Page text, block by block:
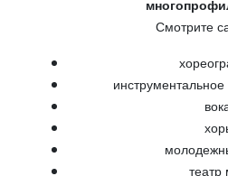
Смотрите
инструментальное
театр